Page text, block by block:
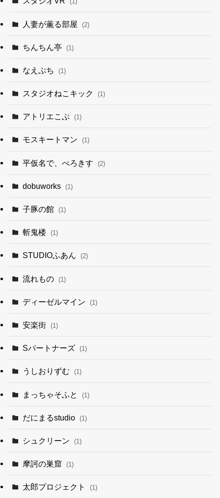
人妻が薫る部屋 (2)
ちんちん亭 (1)
なえぷち (1)
スタジオねこキック (1)
アトリエこぶ (1)
モスキートマン (1)
平仮名で、べろきす (2)
dobuworks (1)
子豚の館 (1)
斬鬼楼 (1)
STUDIOふあん (2)
流れもの (1)
ディーゼルマイン (1)
安楽街 (1)
Sパートナーズ (1)
うしおりずむ (1)
まっちゃそふと (1)
だにまるstudio (1)
シュクリーン (1)
摩訶の巣窟 (1)
太郎プロジェクト (1)